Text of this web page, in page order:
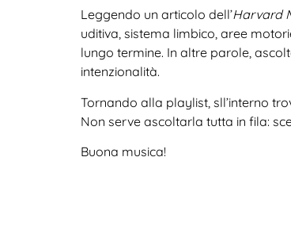
Leggendo un articolo dell’Harvard
uditiva, sistema limbico, aree
lungo termine. In altre parole,
intenzionalità.
Tornando alla playlist, sll’interno
Non serve ascoltarla tutta in fila:
Buona musica!